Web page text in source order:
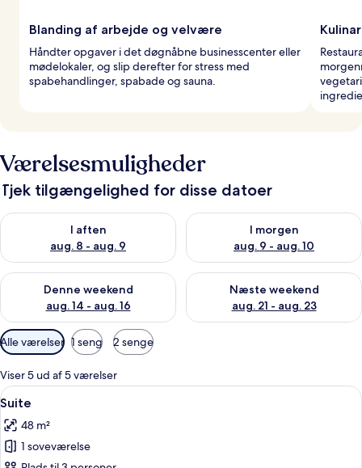
Blanding af arbejde og velvære
Håndter opgaver i det døgnåbne businesscenter eller
mødelokaler, og slip derefter for stress med
spabehandlinger, spabade og sauna.
Værelsesmuligheder
Tjek tilgængelighed for disse datoer
I aften
aug. 8 - aug. 9
Tjek tilgængelighed for i aften aug. 8 - aug. 9
I morgen
aug. 9 - aug. 10
Tjek tilgængelighed for i
Denne weekend
aug. 14 - aug. 16
Tjek tilgængelighed for denne weekend aug. 14 - aug. 16
Næste weekend
aug. 21 - aug. 23
Tjek tilgængelighed for næste
Tilgængelige
filtre
for
værelser
Alle værelser 1 seng 2 senge
Viser 5 ud af 5 værelser
Indlæs
alle
billeder
af
Suite | Premium-sengetøj,
8
Suite
48 m²
1 soveværelse